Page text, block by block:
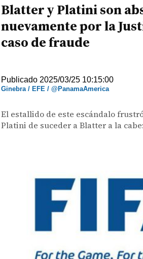
Blatter y Platini son
nuevamente por la
caso de fraude
Publicado 2025/03/25 10:15:00
Ginebra / EFE / @PanamaAmerica
El estallido de este escándalo
Platini de suceder a Blatter a la